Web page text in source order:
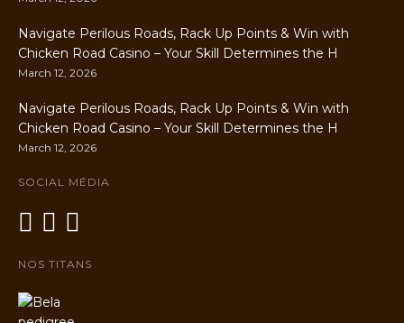
Navigate Perilous Roads, Rack Up Points & Win with
Chicken Road Casino – Your Skill Determines the H
March 12, 2026
Navigate Perilous Roads, Rack Up Points & Win with
Chicken Road Casino – Your Skill Determines the H
March 12, 2026
SOCIAL MÉDIA
NOS TITANS